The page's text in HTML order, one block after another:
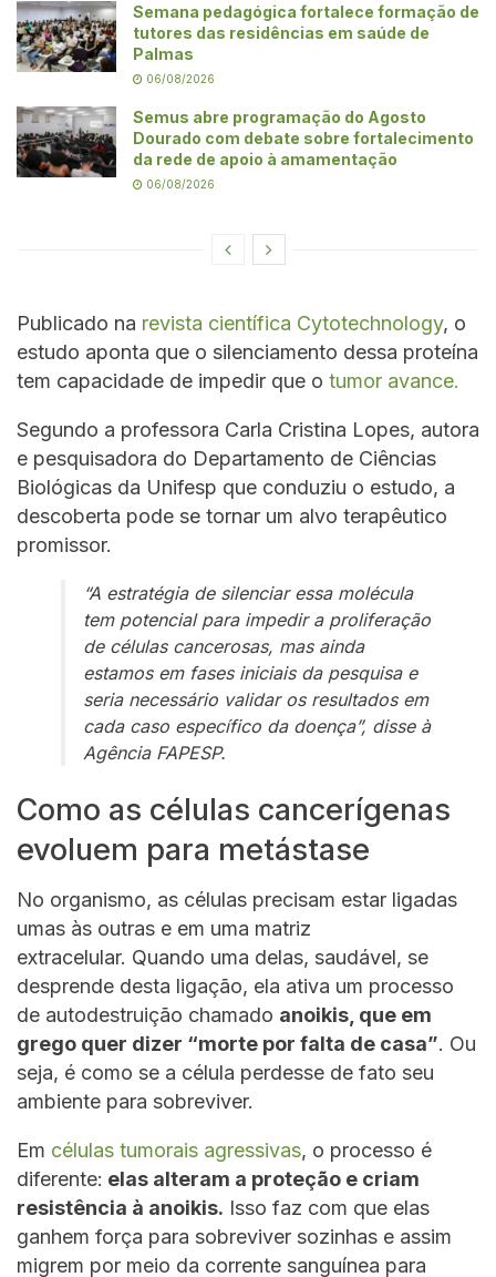
Semana pedagógica fortalece formação de
tutores das residências em saúde de
Palmas
06/08/2026
Semus abre programação do Agosto
Dourado com debate sobre fortalecimento
da rede de apoio à amamentação
06/08/2026
Publicado na revista científica Cytotechnology, o
estudo aponta que o silenciamento dessa proteína
tem capacidade de impedir que o tumor avance.
Segundo a professora Carla Cristina Lopes, autora
e pesquisadora do Departamento de Ciências
Biológicas da Unifesp que conduziu o estudo, a
descoberta pode se tornar um alvo terapêutico
promissor.
“A estratégia de silenciar essa molécula
tem potencial para impedir a proliferação
de células cancerosas, mas ainda
estamos em fases iniciais da pesquisa e
seria necessário validar os resultados em
cada caso específico da doença”, disse à
Agência FAPESP.
Como as células cancerígenas
evoluem para metástase
No organismo, as células precisam estar ligadas
umas às outras e em uma matriz
extracelular. Quando uma delas, saudável, se
desprende desta ligação, ela ativa um processo
de autodestruição chamado anoikis, que em
grego quer dizer “morte por falta de casa”. Ou
seja, é como se a célula perdesse de fato seu
ambiente para sobreviver.
Em células tumorais agressivas, o processo é
diferente: elas alteram a proteção e criam
resistência à anoikis. Isso faz com que elas
ganhem força para sobreviver sozinhas e assim
migrem por meio da corrente sanguínea para